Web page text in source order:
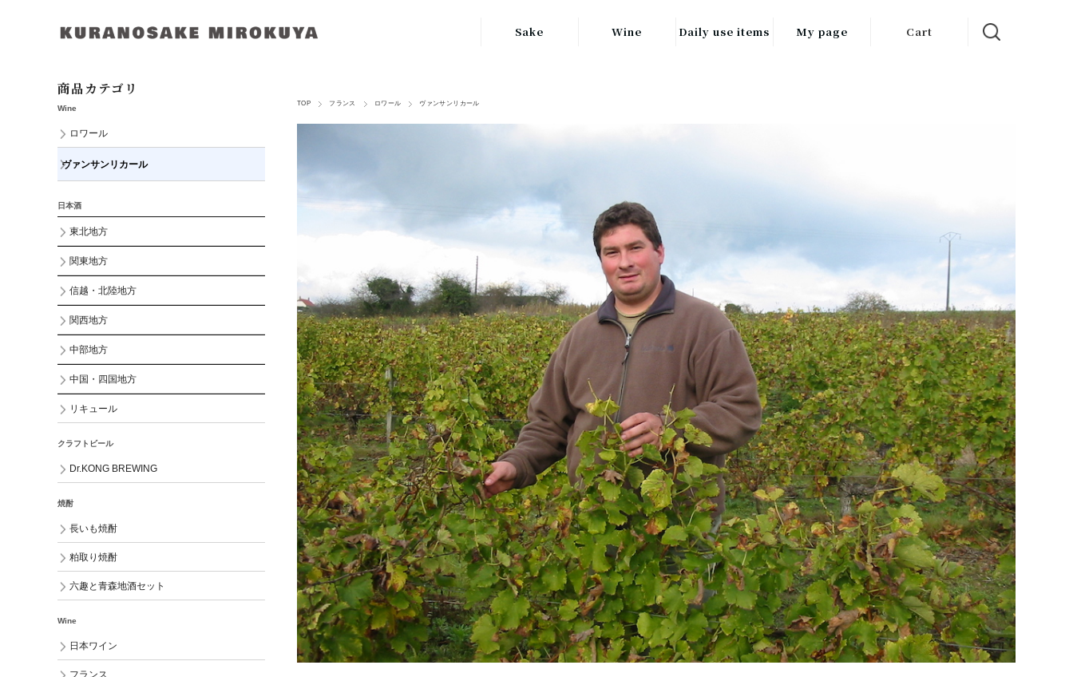
Sake
中部地方の地酒
中国・四国地方
の地酒
Wine
イタリア
GERMANY
ドイツ
Daily use items
ヘルスケア
My page Cart
TOP フランス ロワール ヴァンサンリカール
商品カテゴリ
Wine
ロワール
ヴァンサンリカール
日本酒
東北地方
関東地方
信越・北陸地方
関西地方
中部地方
中国・四国地方
リキュール
クラフトビール
Dr.KONG BREWING
焼酎
長いも焼酎
粕取り焼酎
六趣と青森地酒セット
Wine
日本ワイン
フランス